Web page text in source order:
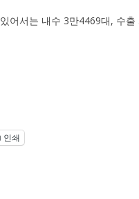
어서는 내수 3만4469대, 수
인쇄